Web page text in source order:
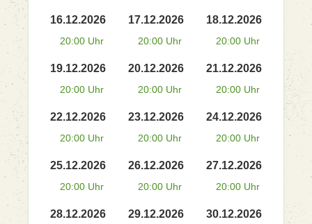
16.12.2026
20:00 Uhr
17.12.2026
20:00 Uhr
18.12.2026
20:00 Uhr
19.12.2026
20:00 Uhr
20.12.2026
20:00 Uhr
21.12.2026
20:00 Uhr
22.12.2026
20:00 Uhr
23.12.2026
20:00 Uhr
24.12.2026
20:00 Uhr
25.12.2026
20:00 Uhr
26.12.2026
20:00 Uhr
27.12.2026
20:00 Uhr
28.12.2026 29.12.2026 30.12.2026